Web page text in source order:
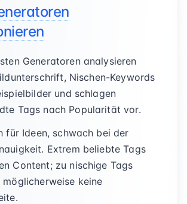
Generatoren analysieren
Nischen-Keywords
und schlagen
Tags nach Popularität vor.
für Ideen, schwach bei der
Extrem beliebte Tags
Content; zu nischige Tags
möglicherweise keine